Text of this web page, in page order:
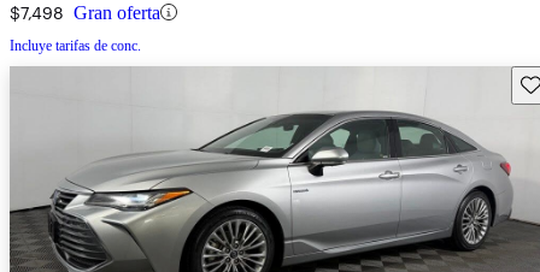
$7,498 Gran oferta
Incluye tarifas de conc.